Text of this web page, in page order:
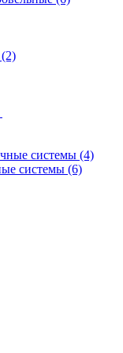
(2)
системы (4)
системы (6)